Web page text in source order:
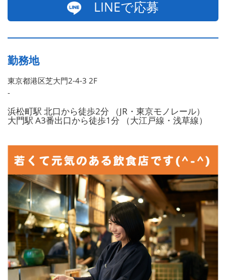
LINEで応募
勤務地
東京都港区芝大門2-4-3 2F
-
浜松町駅 北口から徒歩2分 （JR・東京モノレール）
大門駅 A3番出口から徒歩1分 （大江戸線・浅草線）